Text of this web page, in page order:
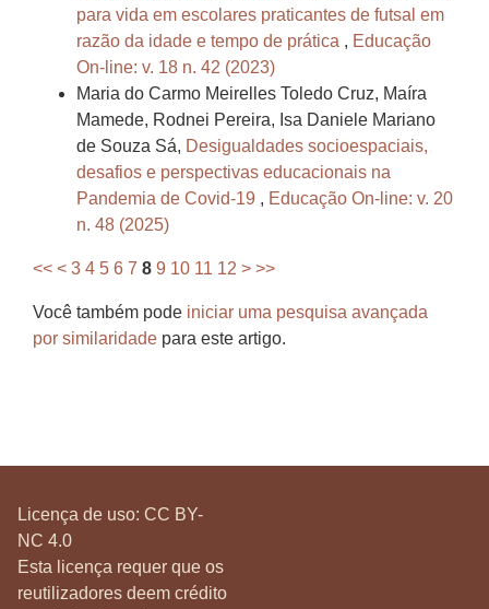
para vida em escolares praticantes de futsal em
razão da idade e tempo de prática , Educação
On-line: v. 18 n. 42 (2023)
Maria do Carmo Meirelles Toledo Cruz, Maíra
Mamede, Rodnei Pereira, Isa Daniele Mariano
de Souza Sá, Desigualdades socioespaciais,
desafios e perspectivas educacionais na
Pandemia de Covid-19 , Educação On-line: v. 20
n. 48 (2025)
<< < 3 4 5 6 7 8 9 10 11 12 > >>
Você também pode iniciar uma pesquisa avançada
por similaridade para este artigo.
Licença de uso: CC BY-
NC 4.0
Esta licença requer que os
reutilizadores deem crédito